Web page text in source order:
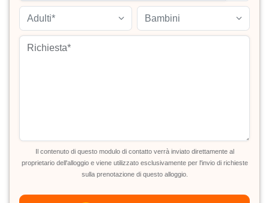
Adulti* Bambini
Il contenuto di questo modulo di contatto verrà inviato direttamente al
proprietario dell'alloggio e viene utilizzato esclusivamente per l'invio di richieste
sulla prenotazione di questo alloggio.